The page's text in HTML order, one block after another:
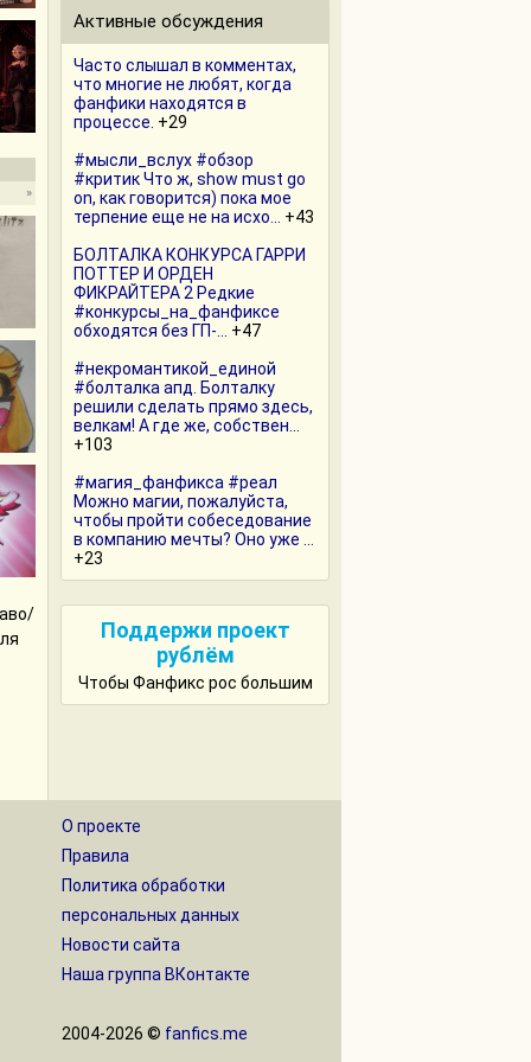
»
Активные обсуждения
Часто слышал в комментах,
что многие не любят, когда
фанфики находятся в
процессе. +29
#мысли_вслух #обзор
#критик Что ж, show must go
on, как говорится) пока мое
терпение еще не на исхо...
+43
БОЛТАЛКА КОНКУРСА ГАРРИ
ПОТТЕР И ОРДЕН
ФИКРАЙТЕРА 2 Редкие
#конкурсы_на_фанфиксе
обходятся без ГП-...
+47
#некромантикой_единой
#болталка апд. Болталку
решили сделать прямо здесь,
велкам! А где же, собствен...
+103
#магия_фанфикса #реал
Можно магии, пожалуйста,
чтобы пройти собеседование
в компанию мечты? Оно уже ...
+23
Поддержи проект
рублём
Чтобы Фанфикс рос большим
О проекте
Правила
Политика обработки
персональных данных
Новости сайта
Наша группа ВКонтакте
2004-2026 © fanfics.me